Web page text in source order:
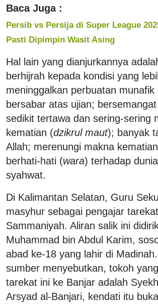
Baca Juga :
Persib vs Persija di Super League
Pasti Dipimpin Wasit Asing
Hal lain yang dianjurkannya
berhijrah kepada kondisi yang
meninggalkan perbuatan munafik
bersabar atas ujian;
sedikit tertawa dan sering-sering
kematian (dzikrul maut); banyak
Allah; merenungi makna
berhati-hati (wara) terhadap
syahwat.
Di Kalimantan Selatan, Guru
masyhur sebagai pengajar tarekat
Sammaniyah. Aliran salik ini
Muhammad bin Abdul Karim,
abad ke-18 yang lahir di
sumber menyebutkan, tokoh
tarekat ini ke Banjar adalah
Arsyad al-Banjari, kendati itu